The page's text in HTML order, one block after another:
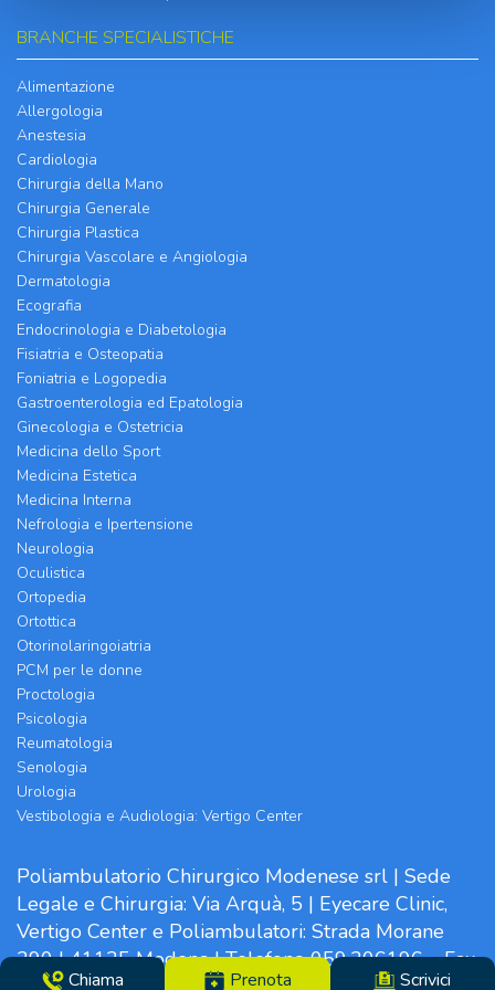
BRANCHE SPECIALISTICHE
Alimentazione
Allergologia
Anestesia
Cardiologia
Chirurgia della Mano
Chirurgia Generale
Chirurgia Plastica
Chirurgia Vascolare e Angiologia
Dermatologia
Ecografia
Endocrinologia e Diabetologia
Fisiatria e Osteopatia
Foniatria e Logopedia
Gastroenterologia ed Epatologia
Ginecologia e Ostetricia
Medicina dello Sport
Medicina Estetica
Medicina Interna
Nefrologia e Ipertensione
Neurologia
Oculistica
Ortopedia
Ortottica
Otorinolaringoiatria
PCM per le donne
Proctologia
Psicologia
Reumatologia
Senologia
Urologia
Vestibologia e Audiologia: Vertigo Center
Poliambulatorio Chirurgico Modenese srl | Sede
Legale e Chirurgia: Via Arquà, 5 | Eyecare Clinic,
Vertigo Center e Poliambulatori: Strada Morane
390 | 41125 Modena | Telefono 059.306196 – Fax
Chiama Prenota Scrivici